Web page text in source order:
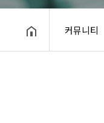
커뮤니티